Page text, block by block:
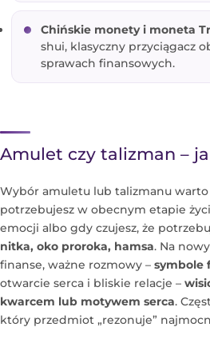
Chińskie monety i moneta
shui, klasyczny przyciągacz
sprawach finansowych.
Amulet czy talizman –
Wybór amuletu lub talizmanu
potrzebujesz w obecnym etapie
emocji albo gdy czujesz, że
nitka, oko proroka, hamsa. Na
finanse, ważne rozmowy – symbole
otwarcie serca i bliskie relacje –
kwarcem lub motywem serca.
który przedmiot „rezonuje”